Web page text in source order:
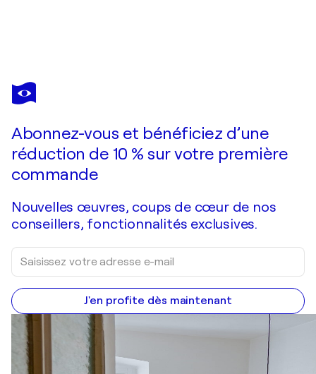
PETRA RADER
Poseidon
Abonnez-vous et bénéficiez d’une
réduction de 10 % sur votre première
commande
Nouvelles œuvres, coups de cœur de nos
conseillers, fonctionnalités exclusives.
J'en profite dès maintenant